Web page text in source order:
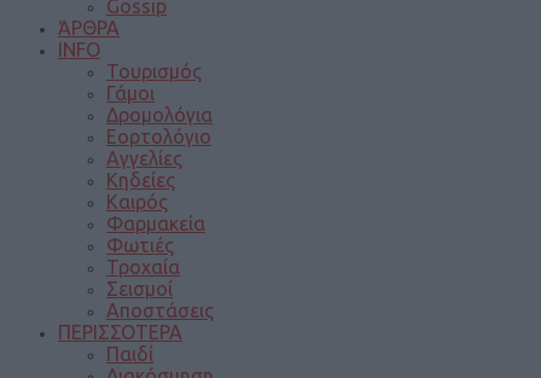
Gossip
ΆΡΘΡΑ
INFO
Τουρισμός
Γάμοι
Δρομολόγια
Εορτολόγιο
Αγγελίες
Κηδείες
Καιρός
Φαρμακεία
Φωτιές
Τροχαία
Σεισμοί
Αποστάσεις
ΠΕΡΙΣΣΟΤΕΡΑ
Παιδί